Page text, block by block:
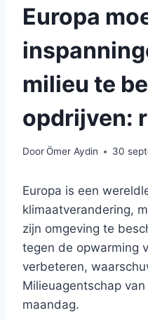
Europa
milieu te
opdrijven:
DoorÖmer Aydin 30
Europa is een
klimaatverandering,
zijn omgeving te
tegen de opwarming
verbeteren,
Milieuagentschap
maandag.